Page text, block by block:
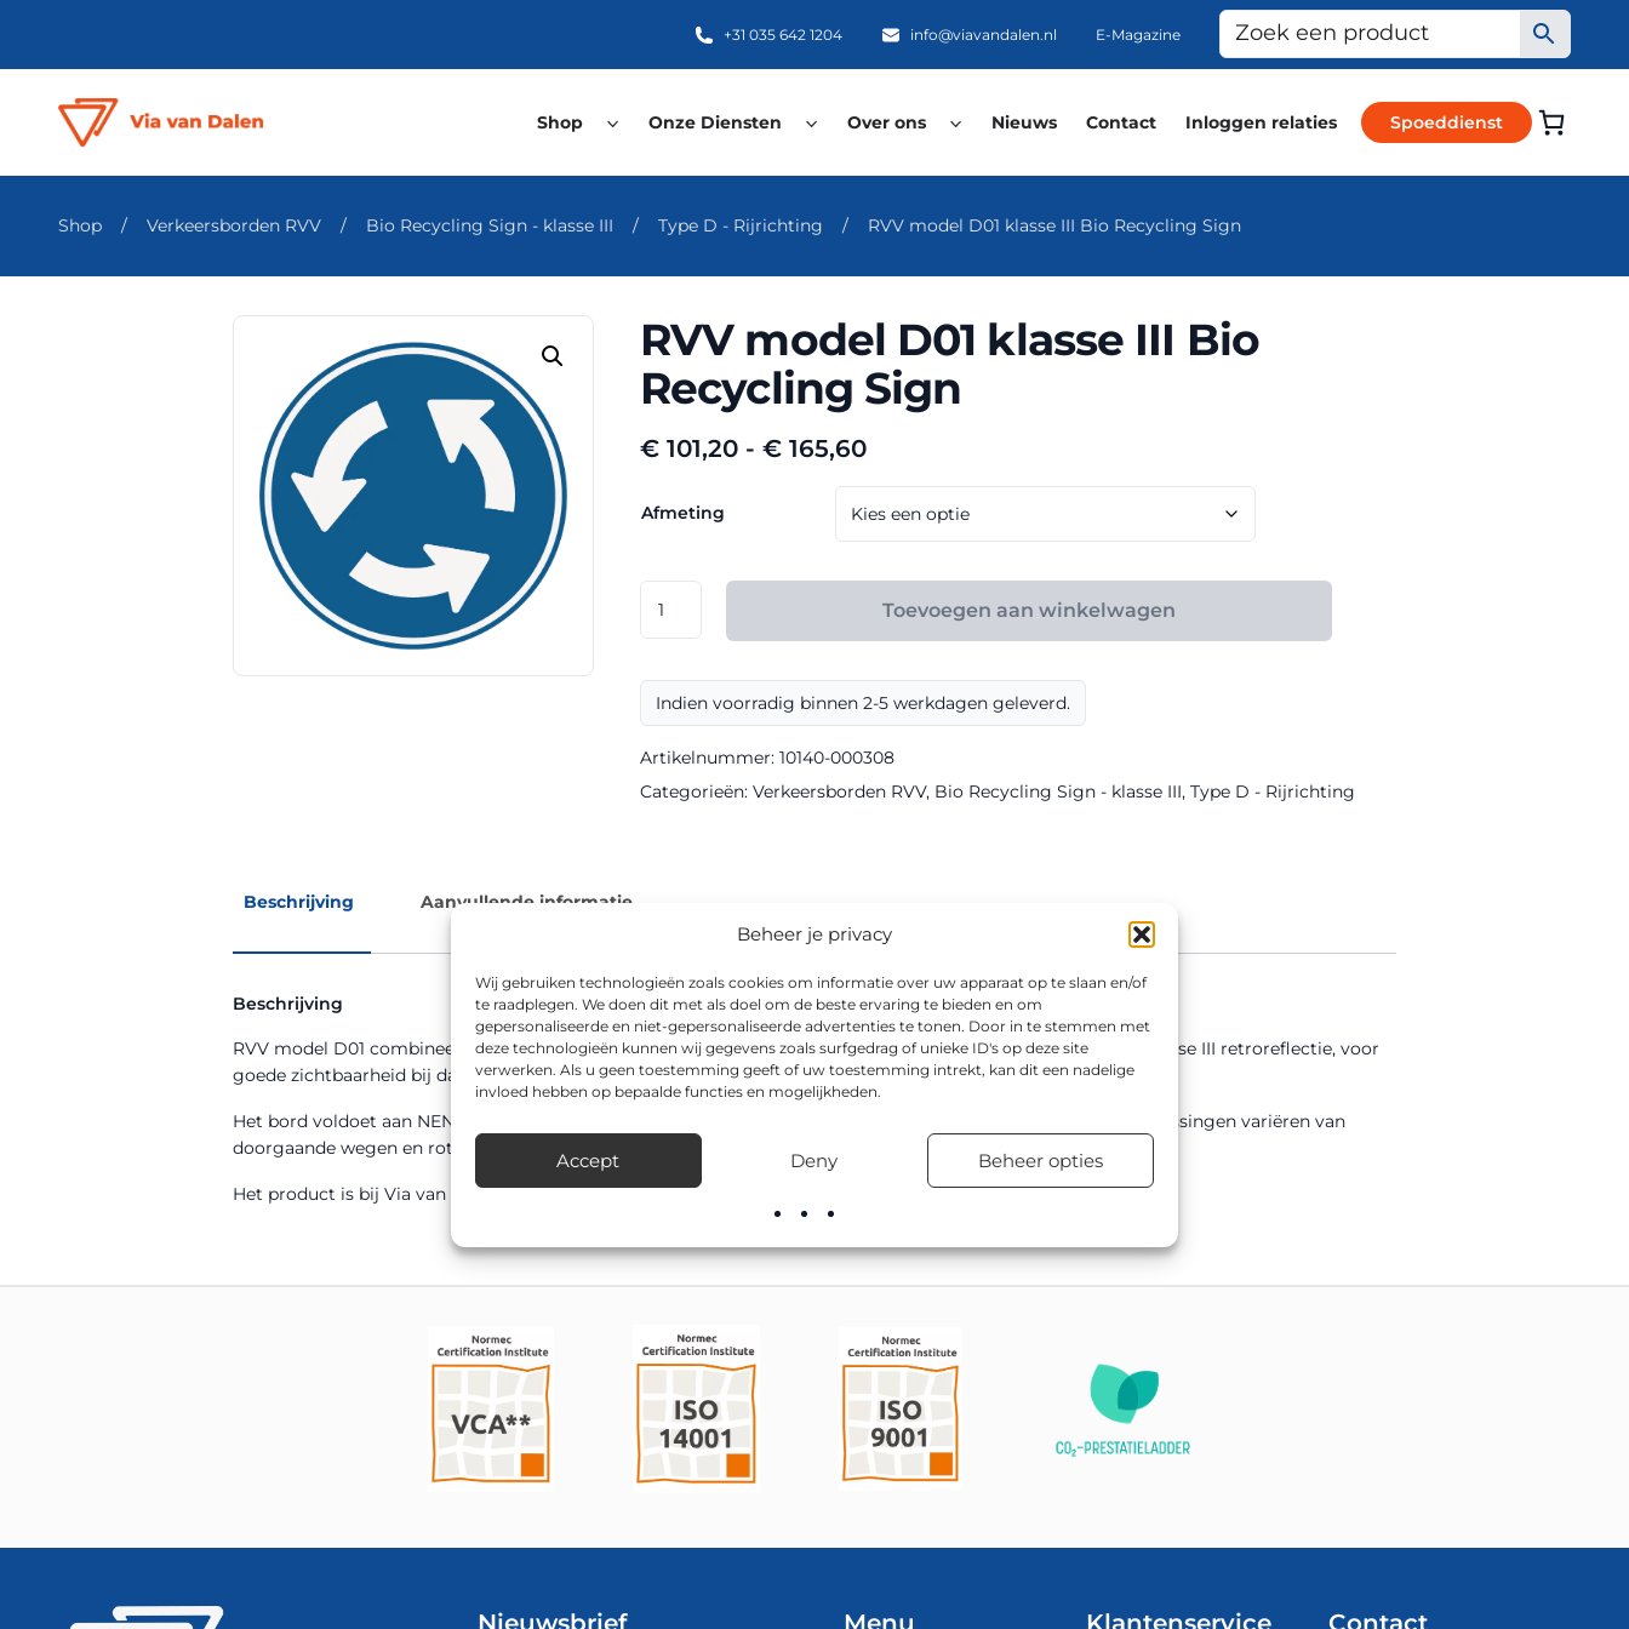
Beheer je privacy
Wij gebruiken technologieën zoals cookies om informatie over uw apparaat op te slaan en/of
te raadplegen. We doen dit met als doel om de beste ervaring te bieden en om
gepersonaliseerde en niet-gepersonaliseerde advertenties te tonen. Door in te stemmen met
deze technologieën kunnen wij gegevens zoals surfgedrag of unieke ID's op deze site
verwerken. Als u geen toestemming geeft of uw toestemming intrekt, kan dit een nadelige
invloed hebben op bepaalde functies en mogelijkheden.
Accept Deny Beheer opties
+31 035 642 1204 info@viavandalen.nl E-Magazine
Shop Onze Diensten Over ons Nieuws Contact Inloggen relaties Spoeddienst
Shop / Verkeersborden RVV / Bio Recycling Sign - klasse III / Type D - Rijrichting / RVV model D01 klasse III Bio Recycling Sign
RVV model D01 klasse III Bio
Recycling Sign
€ 101,20 - € 165,60Prijsklasse:
€ 101,20
tot
€ 165,60
Afmeting
model
klasse
Recycling
Sign
Toevoegen aan winkelwagen
Indien voorradig binnen 2-5 werkdagen geleverd.
Artikelnummer: 10140-000308
Categorieën: Verkeersborden RVV, Bio Recycling Sign - klasse III, Type D - Rijrichting
Beschrijving Aanvullende informatie
Beschrijving
RVV model D01 combineert de functie van rijrichtingsbord met een duurzame Bio Recycling-uitvoering en klasse III retroreflectie, voor
goede zichtbaarheid bij dag en nacht.
Het bord voldoet aan NEN 12899-1 en is CE-gecertificeerd, en is leverbaar in o.a. Ø 600mm en Ø 800mm. Toepassingen variëren van
doorgaande wegen en rotondes tot bedrijventerreinen, schoolzones en woonwijken.
Het product is bij Via van Dalen uit voorraad leverbaar, inclusief advies over de juiste bevestigingsmaterialen.
Nieuwsbrief Menu Klantenservice Contact